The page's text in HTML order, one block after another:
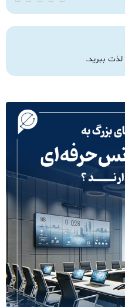
لذت ببرید.